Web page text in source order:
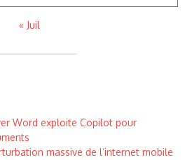
« Juil
Word exploite Copilot pour
massive de l’internet mobile